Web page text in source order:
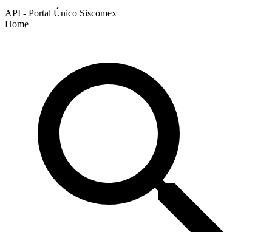
API - Portal Único Siscomex
Home